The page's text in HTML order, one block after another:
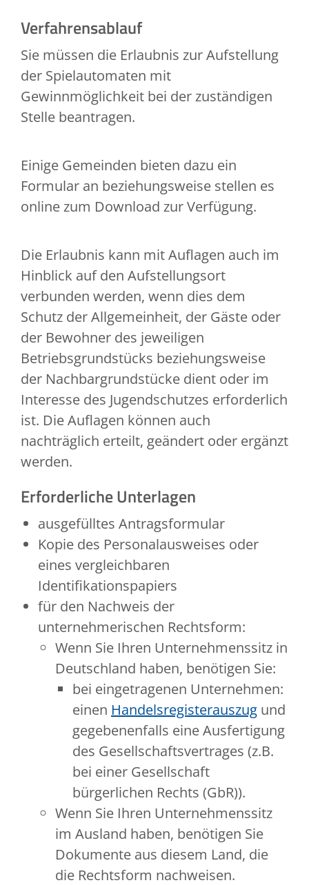
Verfahrensablauf
Sie müssen die Erlaubnis zur Aufstellung
der Spielautomaten mit
Gewinnmöglichkeit bei der zuständigen
Stelle beantragen.
Einige Gemeinden bieten dazu ein
Formular an beziehungsweise stellen es
online zum Download zur Verfügung.
Die Erlaubnis kann mit Auflagen auch im
Hinblick auf den Aufstellungsort
verbunden werden, wenn dies dem
Schutz der Allgemeinheit, der Gäste oder
der Bewohner des jeweiligen
Betriebsgrundstücks beziehungsweise
der Nachbargrundstücke dient oder im
Interesse des Jugendschutzes erforderlich
ist. Die Auflagen können auch
nachträglich erteilt, geändert oder ergänzt
werden.
Erforderliche Unterlagen
ausgefülltes Antragsformular
Kopie des Personalausweises oder
eines vergleichbaren
Identifikationspapiers
für den Nachweis der
unternehmerischen Rechtsform:
Wenn Sie Ihren Unternehmenssitz in
Deutschland haben, benötigen Sie:
bei eingetragenen Unternehmen:
einen Handelsregisterauszug und
gegebenenfalls eine Ausfertigung
des Gesellschaftsvertrages (z.B.
bei einer Gesellschaft
bürgerlichen Rechts (GbR)).
Wenn Sie Ihren Unternehmenssitz
im Ausland haben, benötigen Sie
Dokumente aus diesem Land, die
die Rechtsform nachweisen.